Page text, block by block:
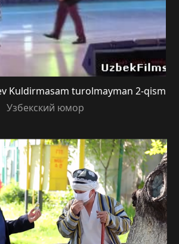
Kuldirmasam turolmayman 2-qism
Узбекский юмор